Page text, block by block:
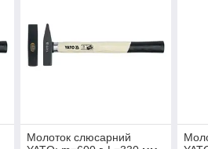
Молоток слюсарний